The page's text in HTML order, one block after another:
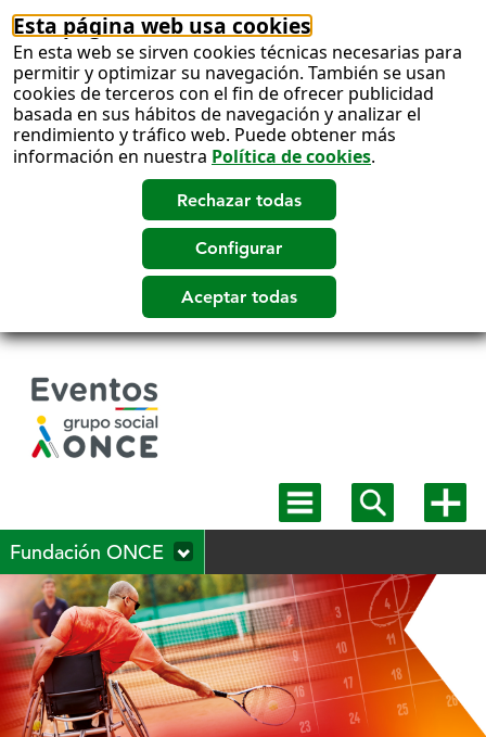
Esta página web usa cookies
En esta web se sirven cookies técnicas necesarias para
permitir y optimizar su navegación. También se usan
cookies de terceros con el fin de ofrecer publicidad
basada en sus hábitos de navegación y analizar el
rendimiento y tráfico web. Puede obtener más
información en nuestra Política de cookies.
Mostrar
menú
Mostrar
buscadormás
Fundación ONCE